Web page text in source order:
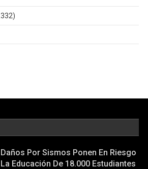
Daños Por Sismos Ponen En Riesgo
La Educación De 18.000 Estudiantes